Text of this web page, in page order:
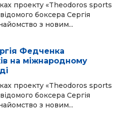
проекту «Theodoros sports
боксера Сергія
з новим...
Федченка
на міжнародному
проекту «Theodoros sports
боксера Сергія
з новим...